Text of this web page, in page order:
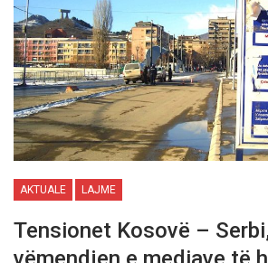
AKTUALE LAJME
Tensionet Kosovë –